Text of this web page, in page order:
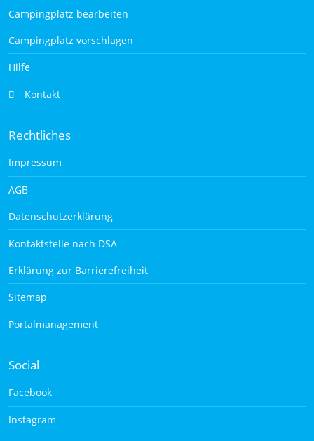
Campingplatz bearbeiten
Campingplatz vorschlagen
Hilfe
Kontakt
Rechtliches
Impressum
AGB
Datenschutzerklärung
Kontaktstelle nach DSA
Erklärung zur Barrierefreiheit
Sitemap
Portalmanagement
Social
Facebook
Instagram